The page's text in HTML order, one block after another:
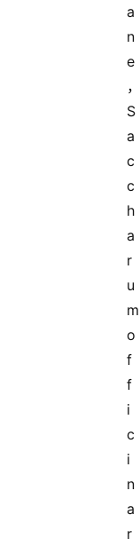
a
n
e
，
S
a
c
c
h
a
r
u
m
o
f
f
i
c
i
n
a
r